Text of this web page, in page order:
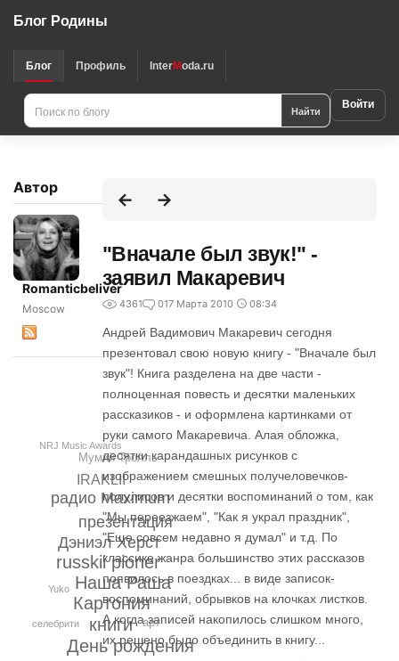
Блог Родины
Блог Профиль InterModa.ru
Найти Войти
Автор
Romanticbeliver
Moscow
Картония
книги
Наша Раша
russkii pioner
День рождения
Дэниэл Херст
презентация
радио Maximum
IRAKLII
Мумий Тролль
арт
Yuko
NRJ Music Awards
селебрити
"Вначале был звук!" -
заявил Макаревич
4361 017 Марта 2010 08:34
Андрей Вадимович Макаревич сегодня
презентовал свою новую книгу - "Вначале был
звук"! Книга разделена на две части -
полноценная повесть и десятки маленьких
рассказиков - и оформлена картинками от
руки самого Макаревича. Алая обложка,
десятки карандашных рисунков с
изображением смешных получеловечков-
полулисов и десятки воспоминаний о том, как
"Мы переезжаем", "Как я украл праздник",
"Еще совсем недавно я думал" и т.д. По
классике жанра большинство этих рассказов
появилось в поездках... в виде записок-
воспоминаний, обрывков на клочках листков.
А когда записей накопилось слишком много,
их решено было объединить в книгу...